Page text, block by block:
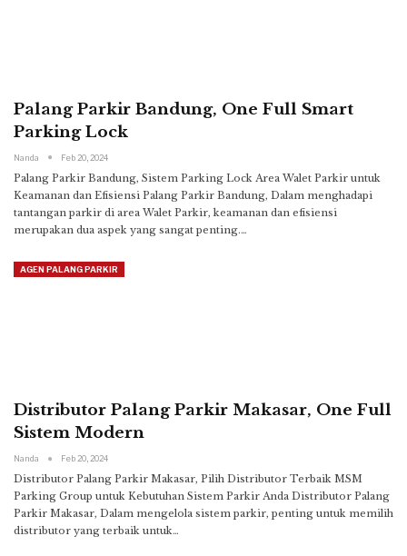
Palang Parkir Bandung, One Full Smart
Parking Lock
Nanda Feb 20, 2024
Palang Parkir Bandung, Sistem Parking Lock Area Walet Parkir untuk
Keamanan dan Efisiensi Palang Parkir Bandung, Dalam menghadapi
tantangan parkir di area Walet Parkir, keamanan dan efisiensi
merupakan dua aspek yang sangat penting.…
AGEN PALANG PARKIR
Distributor Palang Parkir Makasar, One Full
Sistem Modern
Nanda Feb 20, 2024
Distributor Palang Parkir Makasar, Pilih Distributor Terbaik MSM
Parking Group untuk Kebutuhan Sistem Parkir Anda Distributor Palang
Parkir Makasar, Dalam mengelola sistem parkir, penting untuk memilih
distributor yang terbaik untuk…